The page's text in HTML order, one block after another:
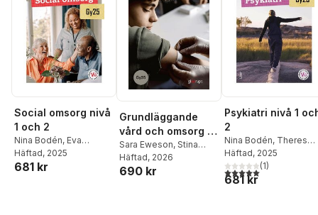
Social omsorg nivå
1 och 2
Nina Bodén, Eva
Wedman,Helena Bäck
Häftad, 2025
681 kr
Grundläggande
vård och omsorg 1,
bok, Gy25
Sara Eweson, Stina
Willquist
Häftad, 2026
690 kr
Psykiatri nivå 1
2
Nina Bodén, Theres
Klasson
Häftad, 2025
5,0utav 5 stjärnor.
(1)
681 kr